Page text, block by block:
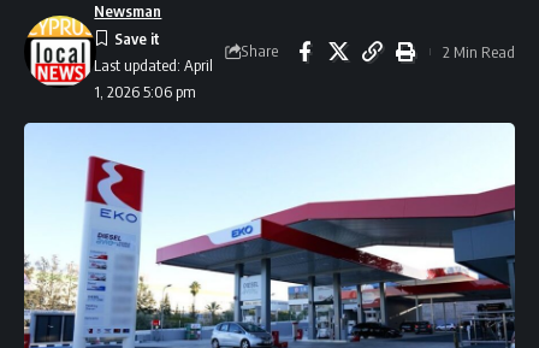
Last updated: April
1, 2026 5:06 pm
Newsman
Share 2 Min Read